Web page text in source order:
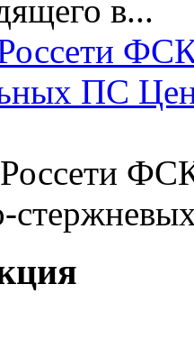
в...
ПС